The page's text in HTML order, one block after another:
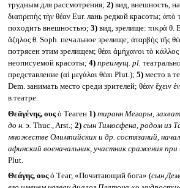
трудным для рассмотрения; 2)вид, внешность,
διαπρεπὴς τὴν θέαν Eur. лань редкой красоты; ἀπὸ
походить внешностью; 3)вид, зрелище: πικρὰ θ.
ἄζηλος θ. Soph. печальное зрелище; ἀταρβὴς τῆς
потрясен этим зрелищем; θέαι ἀμήχανοι τὸ
неописуемой красоты; 4) преимущ. pl.
представление (αἱ μεγάλαι θέαι Plut.); 5)место в
Dem. занимать место среди зрителей; θέαν ἔχειν
в театре.
Θεᾱγένης, ουςὁ Теаген 1) тиранн Мегары,
до н. э. Thuc., Arst.; 2) сын Тимосфена, родом из
множестве Олимпийских и др. состязаний,
афинский военачальник, участник сражения при
Plut.
Θεάγης, ουςὁ Теаг, «Почитающий бога» (сын